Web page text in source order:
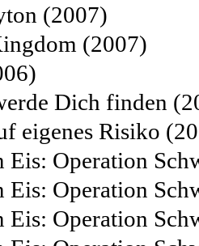
(2007)
(2007)
Dich finden
eigenes Risiko
Eis: Operation
Eis: Operation
Eis: Operation